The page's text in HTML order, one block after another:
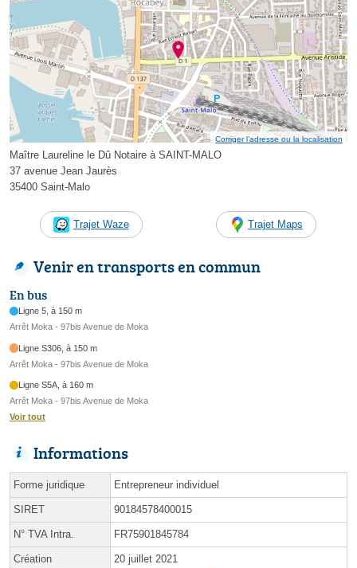
Corriger l’adresse ou la localisation
Maître Laureline le Dû Notaire à SAINT-MALO
37 avenue Jean Jaurès
35400 Saint-Malo
Trajet Waze Trajet Maps
Venir en transports en commun
En bus
Ligne 5, à 150 m
Arrêt Moka - 97bis Avenue de Moka
Ligne S306, à 150 m
Arrêt Moka - 97bis Avenue de Moka
Ligne S5A, à 160 m
Arrêt Moka - 97bis Avenue de Moka
Voir tout
Informations
Forme juridique Entrepreneur individuel
SIRET 90184578400015
N° TVA Intra. FR75901845784
Création 20 juillet 2021